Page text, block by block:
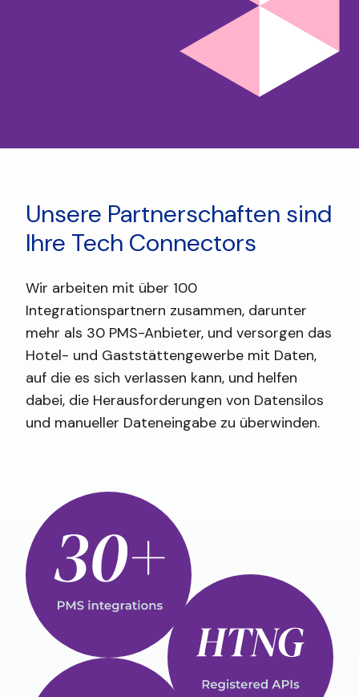
Unsere Partnerschaften sind
Ihre Tech Connectors
Wir arbeiten mit über 100
Integrationspartnern zusammen, darunter
mehr als 30 PMS-Anbieter, und versorgen das
Hotel- und Gaststättengewerbe mit Daten,
auf die es sich verlassen kann, und helfen
dabei, die Herausforderungen von Datensilos
und manueller Dateneingabe zu überwinden.